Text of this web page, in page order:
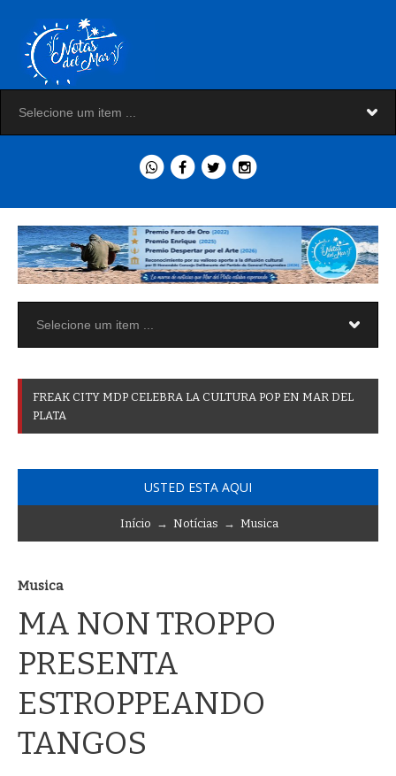
FREAK CITY MDP CELEBRA LA CULTURA POP EN MAR DEL
PLATA
USTED ESTA AQUI
Início → Notícias → Musica
Musica
MA NON TROPPO
PRESENTA
ESTROPPEANDO
TANGOS